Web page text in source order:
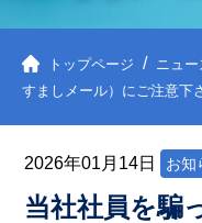
トップページ ニュー
すましメール）にご注意下
2026年01 月 14日 お知
当社社員を騙